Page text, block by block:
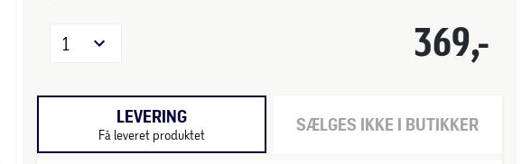
369,-
1
LEVERING
Få leveret produktet SÆLGES IKKE I BUTIKKER